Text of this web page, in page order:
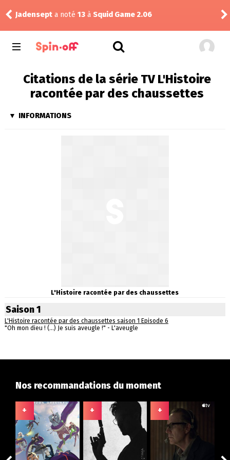
Jadensept a noté 13 à Squid Game 2.06
Citations de la série TV L'Histoire
racontée par des chaussettes
INFORMATIONS
L'Histoire racontée par des chaussettes
Saison 1
L'Histoire racontée par des chaussettes saison 1 Episode 6
"Oh mon dieu ! (...) Je suis aveugle !" - L'aveugle
Nos recommandations du moment
+ + +